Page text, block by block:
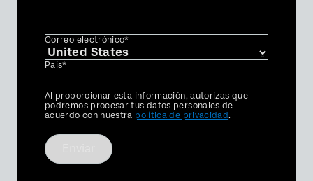
Correo electrónico*
País*
Privacy
Optin
Al proporcionar esta información, autorizas que
podremos procesar tus datos personales de
acuerdo con nuestra política de privacidad.